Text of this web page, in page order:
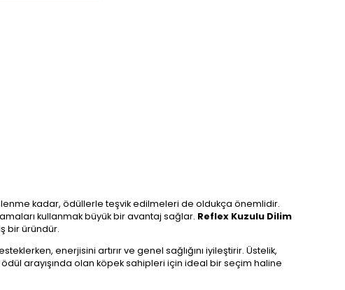
kadar, ödüllerle teşvik edilmeleri de oldukça önemlidir.
kullanmak büyük bir avantaj sağlar. Reflex Kuzulu Dilim
bir üründür.
enerjisini artırır ve genel sağlığını iyileştirir. Üstelik,
arayışında olan köpek sahipleri için ideal bir seçim haline